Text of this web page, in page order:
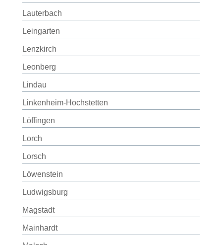
Lauterbach
Leingarten
Lenzkirch
Leonberg
Lindau
Linkenheim-Hochstetten
Löffingen
Lorch
Lorsch
Löwenstein
Ludwigsburg
Magstadt
Mainhardt